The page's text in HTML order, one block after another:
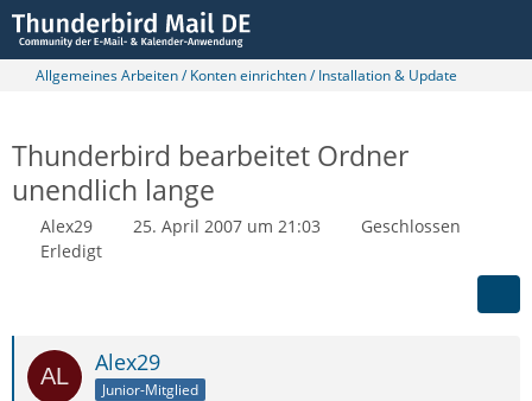
Allgemeines Arbeiten / Konten einrichten / Installation & Update
Thunderbird bearbeitet Ordner
unendlich lange
Alex29 25. April 2007 um 21:03
Geschlossen
Erledigt
Alex29
Junior-Mitglied